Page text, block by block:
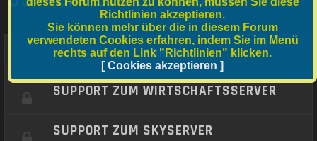
FORUM
SUPPORT ZUM WIRTSCHAFTSSERVER
SUPPORT ZUM SKYSERVER
Richtlinien akzeptieren.
Sie können mehr über die in diesem Forum
verwendeten Cookies erfahren, indem Sie im Menü
rechts auf den Link "Richtlinien" klicken.
[ Cookies akzeptieren ]